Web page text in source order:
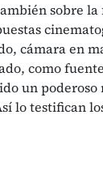
sobre
cámara en
como
un
lo testifican